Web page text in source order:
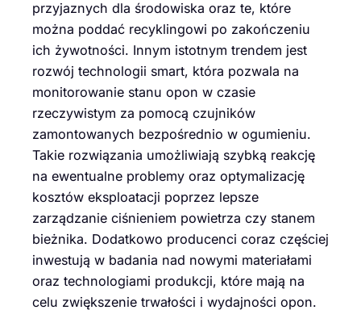
przyjaznych dla środowiska oraz te, które
można poddać recyklingowi po zakończeniu
ich żywotności. Innym istotnym trendem jest
rozwój technologii smart, która pozwala na
monitorowanie stanu opon w czasie
rzeczywistym za pomocą czujników
zamontowanych bezpośrednio w ogumieniu.
Takie rozwiązania umożliwiają szybką reakcję
na ewentualne problemy oraz optymalizację
kosztów eksploatacji poprzez lepsze
zarządzanie ciśnieniem powietrza czy stanem
bieżnika. Dodatkowo producenci coraz częściej
inwestują w badania nad nowymi materiałami
oraz technologiami produkcji, które mają na
celu zwiększenie trwałości i wydajności opon.